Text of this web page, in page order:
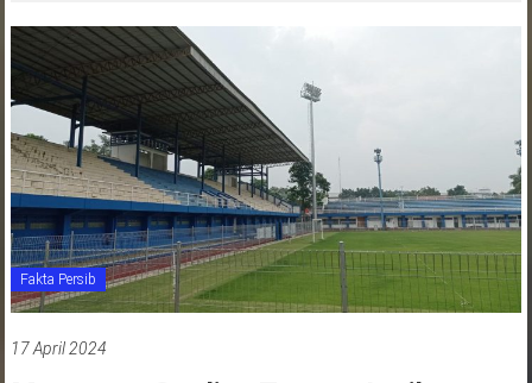
bandung
jawa
barat
indonesia
Fakta Persib
17 April 2024